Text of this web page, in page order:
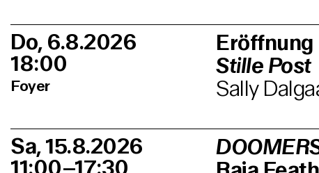
Do, 6.8.2026
18:00
Foyer
Eröffnung
Stille Post
Sally
Sa, 15.8.2026